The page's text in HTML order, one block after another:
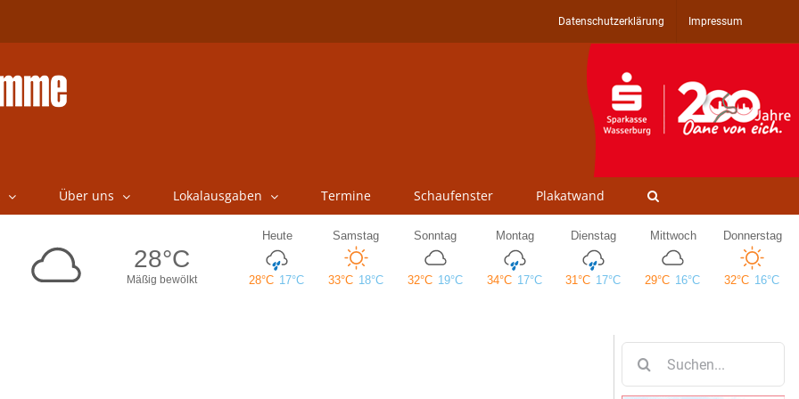
Datenschutzerklärung Impressum
Über uns Lokalausgaben Termine Schaufenster Plakatwand
nach: